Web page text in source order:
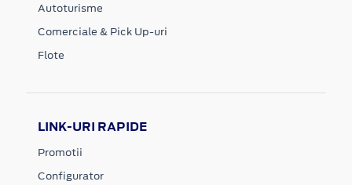
Autoturisme
Comerciale & Pick Up-uri
Flote
LINK-URI RAPIDE
Promotii
Configurator